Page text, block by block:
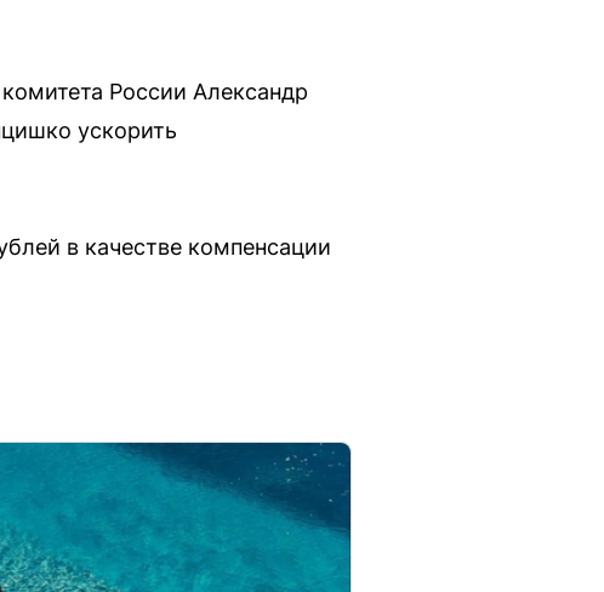
России Александр
ускорить
в качестве компенсации